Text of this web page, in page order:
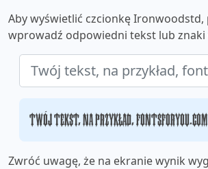
Aby wyświetlić czcionkę
wprowadź odpowiedni tekst lub znaki
Twój tekst, na przykład, fontsforyou.com
Zwróć uwagę, że na ekranie wynik